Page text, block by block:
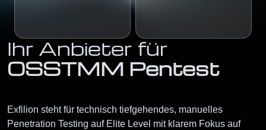
Ihr Anbieter für
OSSTMM Pentest
Exfilion steht für technisch tiefgehendes, manuelles
Penetration Testing auf Elite Level mit klarem Fokus auf